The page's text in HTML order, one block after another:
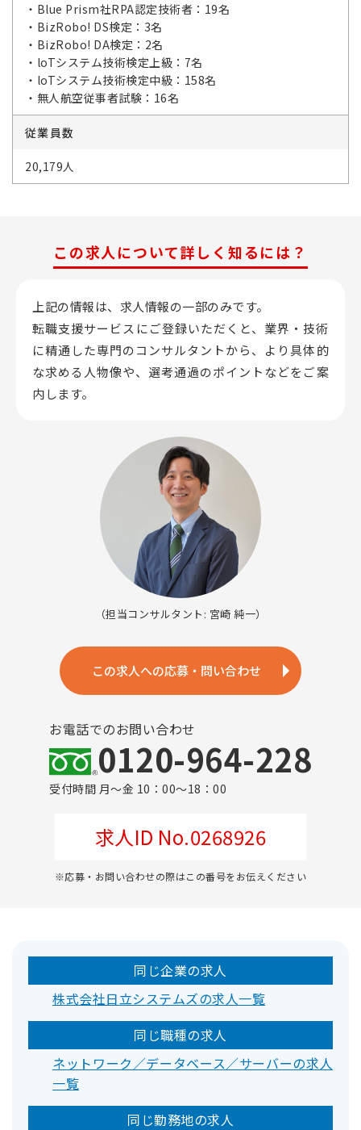
・Blue Prism社RPA認定技術者：19名
・BizRobo! DS検定：3名
・BizRobo! DA検定：2名
・loTシステム技術検定上級：7名
・loTシステム技術検定中級：158名
・無人航空従事者試験：16名
従業員数
20,179人
この求人について詳しく知るには？
上記の情報は、求人情報の一部のみです。
転職支援サービスにご登録いただくと、業界・技術
に精通した専門のコンサルタントから、 より具体的
な求める人物像や、選考通過のポイントなどをご案
内します。
（担当コンサルタント: 宮崎 純一）
この求人への応募・問い合わせ
お電話でのお問い合わせ
0120-964-228
受付時間 月～金 10：00～18：00
求人ID No.0268926
※応募・お問い合わせの際はこの番号をお伝えください
同じ企業の求人
株式会社日立システムズの求人一覧
同じ職種の求人
ネットワーク／データベース／サーバーの求人
一覧
同じ勤務地の求人